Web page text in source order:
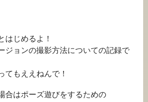
はじめるよ！
ジョンの撮影方法についての記録で
てもええねんで！
合はポーズ遊びをするための